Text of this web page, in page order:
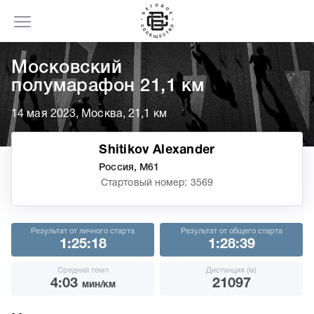
Московский
полумарафон 21,1 км
14 мая 2023, Москва, 21,1 км
Shitikov Alexander
Россия, М61
Стартовый номер: 3569
Результат от личного старта
1:25:18
Результат от общего старта
1:28:39
Средний темп
4:03 мин/км
Дистанция (м)
21097